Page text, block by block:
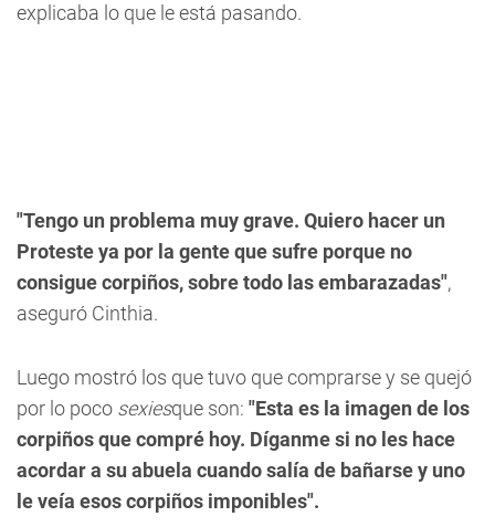
explicaba lo que le está pasando.
"Tengo un problema muy grave. Quiero hacer un
Proteste ya por la gente que sufre porque no
consigue corpiños, sobre todo las embarazadas",
aseguró Cinthia.
Luego mostró los que tuvo que comprarse y se quejó
por lo poco sexiesque son: "Esta es la imagen de los
corpiños que compré hoy. Díganme si no les hace
acordar a su abuela cuando salía de bañarse y uno
le veía esos corpiños imponibles".